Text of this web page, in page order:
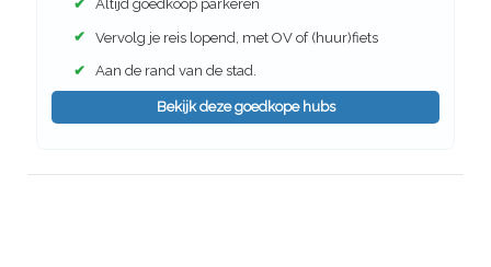
✔ Altijd goedkoop parkeren
✔ Vervolg je reis lopend, met OV of (huur)fiets
✔ Aan de rand van de stad.
Bekijk deze goedkope hubs